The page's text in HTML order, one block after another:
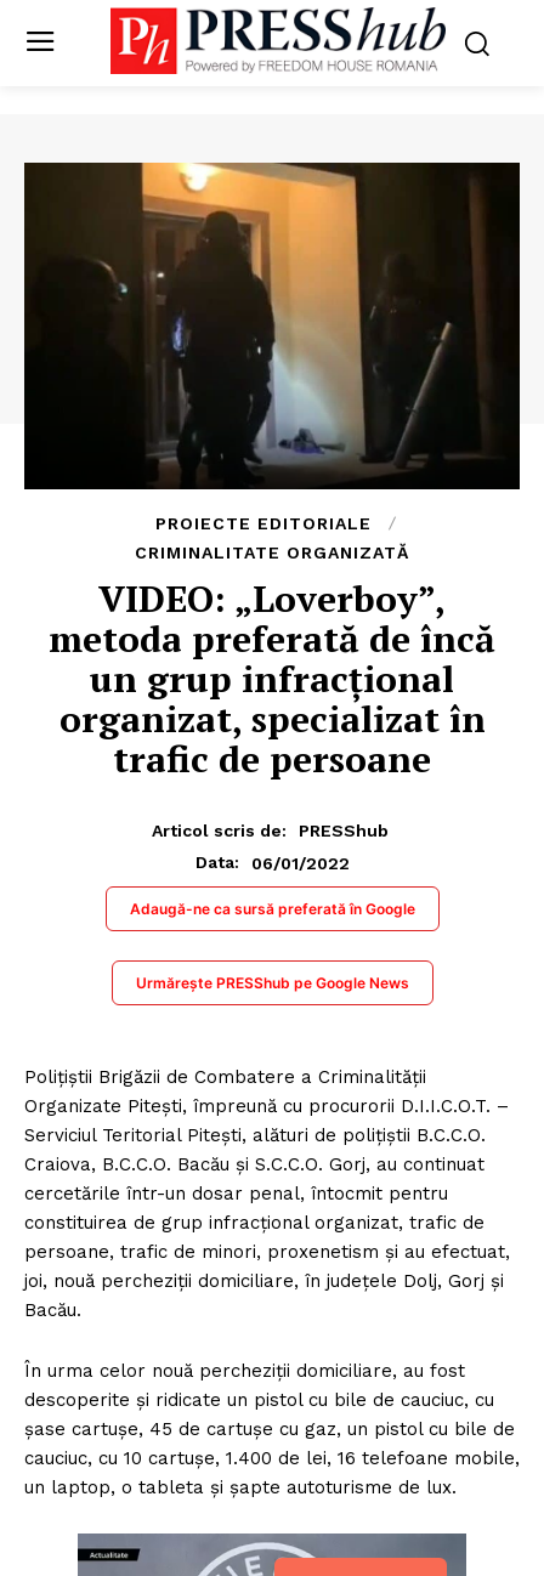
PROIECTE EDITORIALE
CRIMINALITATE ORGANIZATĂ
VIDEO: „Loverboy”,
metoda preferată de încă
un grup infracţional
organizat, specializat în
trafic de persoane
Articol scris de:
PRESShub
Data:
06/01/2022
Adaugă-ne ca sursă preferată în Google
Urmărește PRESShub pe Google News
Polițiștii Brigăzii de Combatere a Criminalității
Organizate Pitești, împreună cu procurorii D.I.I.C.O.T. –
Serviciul Teritorial Pitești, alături de polițiștii B.C.C.O.
Craiova, B.C.C.O. Bacău și S.C.C.O. Gorj, au continuat
cercetările într-un dosar penal, întocmit pentru
constituirea de grup infracțional organizat, trafic de
persoane, trafic de minori, proxenetism și au efectuat,
joi, nouă percheziții domiciliare, în județele Dolj, Gorj și
Bacău.
În urma celor nouă percheziții domiciliare, au fost
descoperite și ridicate un pistol cu bile de cauciuc, cu
șase cartușe, 45 de cartușe cu gaz, un pistol cu bile de
cauciuc, cu 10 cartușe, 1.400 de lei, 16 telefoane mobile,
un laptop, o tableta și șapte autoturisme de lux.